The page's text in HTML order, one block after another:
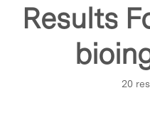
Results
20